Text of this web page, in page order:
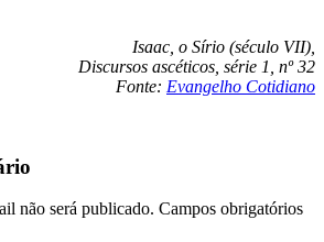
Isaac, o Sírio (século VII),
Discursos ascéticos, série 1, nº 32
Fonte: Evangelho Cotidiano
não será publicado. Campos obrigatórios